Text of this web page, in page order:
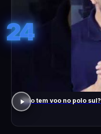
24
Não tem voo no polo sul?